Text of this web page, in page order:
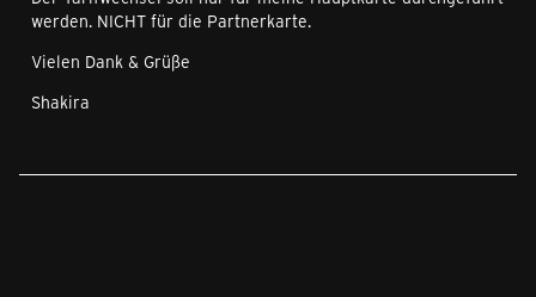
werden. NICHT für die Partnerkarte.
Vielen Dank & Grüße
Shakira